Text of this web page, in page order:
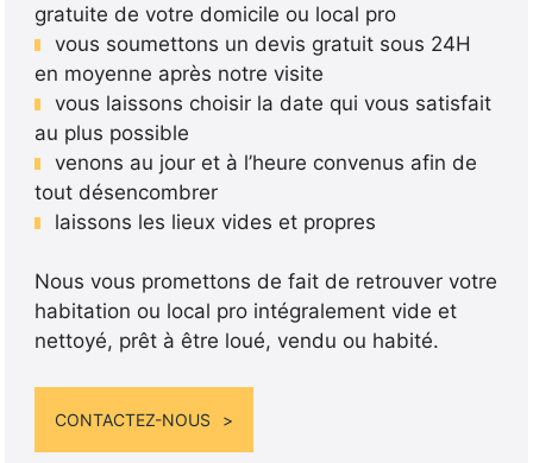
gratuite de votre domicile ou local pro
vous soumettons un devis gratuit sous 24H
en moyenne après notre visite
vous laissons choisir la date qui vous satisfait
au plus possible
venons au jour et à l’heure convenus afin de
tout désencombrer
laissons les lieux vides et propres
Nous vous promettons de fait de retrouver votre
habitation ou local pro intégralement vide et
nettoyé, prêt à être loué, vendu ou habité.
CONTACTEZ-NOUS